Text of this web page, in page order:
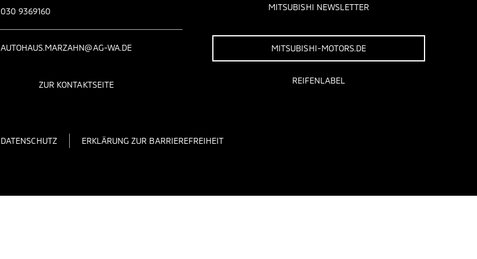
030 9369160
AUTOHAUS.MARZAHN@AG-WA.DE
ZUR KONTAKTSEITE
MITSUBISHI NEWSLETTER
MITSUBISHI-MOTORS.DE
REIFENLABEL
DATENSCHUTZ ERKLÄRUNG ZUR BARRIEREFREIHEIT